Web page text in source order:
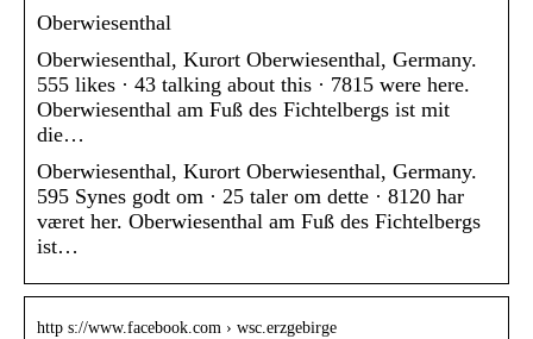
Oberwiesenthal
Oberwiesenthal, Kurort Oberwiesenthal, Germany.
555 likes · 43 talking about this · 7815 were here.
Oberwiesenthal am Fuß des Fichtelbergs ist mit
die…
Oberwiesenthal, Kurort Oberwiesenthal, Germany.
595 Synes godt om · 25 taler om dette · 8120 har
været her. Oberwiesenthal am Fuß des Fichtelbergs
ist…
http s://www.facebook.com › wsc.erzgebirge